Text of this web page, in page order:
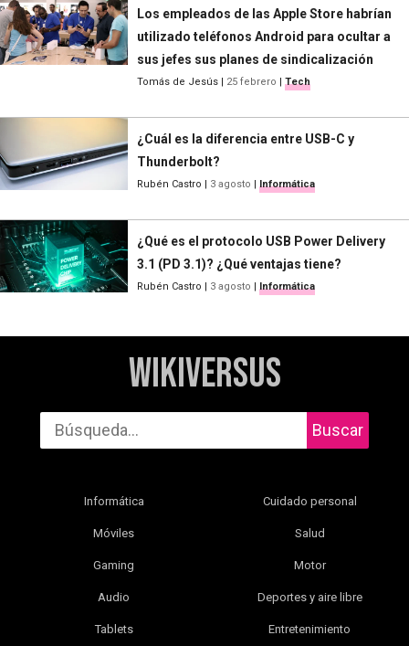
Los empleados de las Apple Store habrían
utilizado teléfonos Android para ocultar a
sus jefes sus planes de sindicalización
Tomás de Jesús 25 febrero Tech
¿Cuál es la diferencia entre USB-C y
Thunderbolt?
Rubén Castro 3 agosto Informática
¿Qué es el protocolo USB Power Delivery
3.1 (PD 3.1)? ¿Qué ventajas tiene?
Rubén Castro 3 agosto Informática
WikiVersus
Buscar
Informática
Móviles
Gaming
Audio
Tablets
Cuidado personal
Salud
Motor
Deportes y aire libre
Entretenimiento